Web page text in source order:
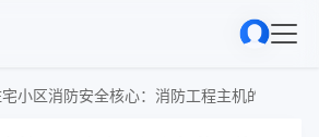
小区消防安全核心：消防工程主机的功能与